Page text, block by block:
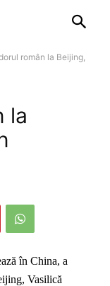
român la Beijing,
la
în China, a
Vasilică